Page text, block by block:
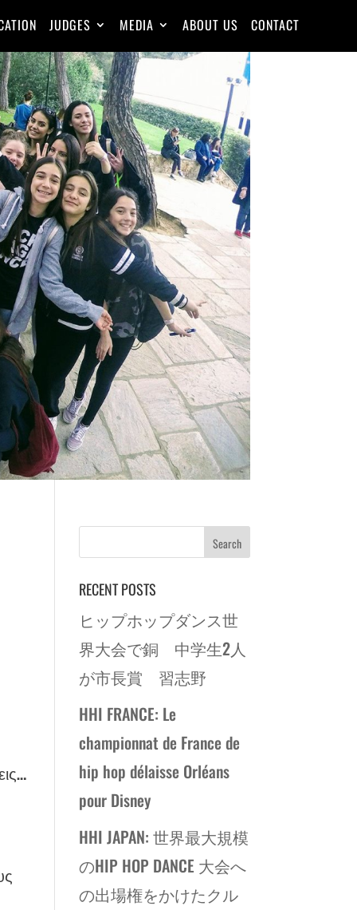
JUDGES MEDIA ABOUT US CONTACT
RECENT POSTS
ヒップホップダンス世
界大会で銅 中学生2人
が市長賞 習志野
HHI FRANCE: Le
championnat de France de
hip hop délaisse Orléans
pour Disney
HHI JAPAN: 世界最大規模
のHIP HOP DANCE 大会へ
の出場権をかけたクル